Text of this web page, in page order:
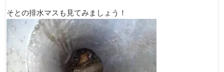
そとの排水マスも見てみましょう！